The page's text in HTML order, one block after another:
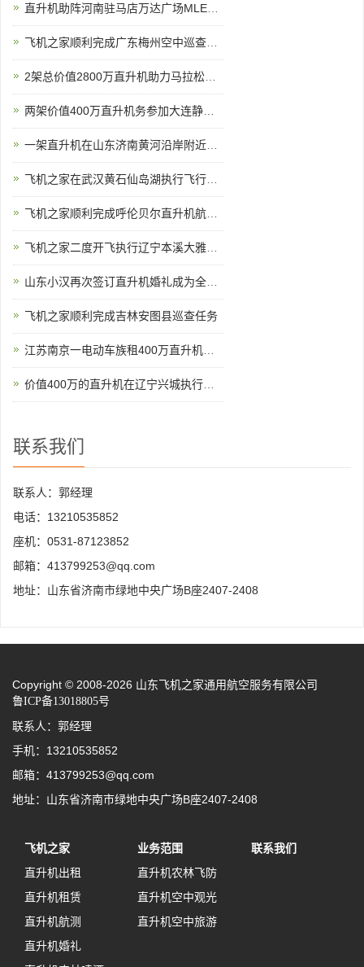
直升机助阵河南驻马店万达广场MLE婚戒开业现场人山人海
飞机之家顺利完成广东梅州空中巡查飞行务
2架总价值2800万直升机助力马拉松比赛
两架价值400万直升机务参加大连静态展览
一架直升机在山东济南黄河沿岸附近开展农林喷洒
飞机之家在武汉黄石仙岛湖执行飞行任务
飞机之家顺利完成呼伦贝尔直升机航测作业
飞机之家二度开飞执行辽宁本溪大雅河巡查任务
山东小汉再次签订直升机婚礼成为全国空中婚礼接亲最多企业之一
飞机之家顺利完成吉林安图县巡查任务
江苏南京一电动车族租400万直升机助阵
价值400万的直升机在辽宁兴城执行巡查任务
联系我们
联系人：郭经理
电话：13210535852
座机：0531-87123852
邮箱：413799253@qq.com
地址：山东省济南市绿地中央广场B座2407-2408
Copyright © 2008-2026 山东飞机之家通用航空服务有限公司
鲁ICP备13018805号
联系人：郭经理
手机：13210535852
邮箱：413799253@qq.com
地址：山东省济南市绿地中央广场B座2407-2408
飞机之家
直升机出租
直升机租赁
直升机航测
直升机婚礼
业务范围
直升机农林飞防
直升机空中观光
直升机空中旅游
联系我们